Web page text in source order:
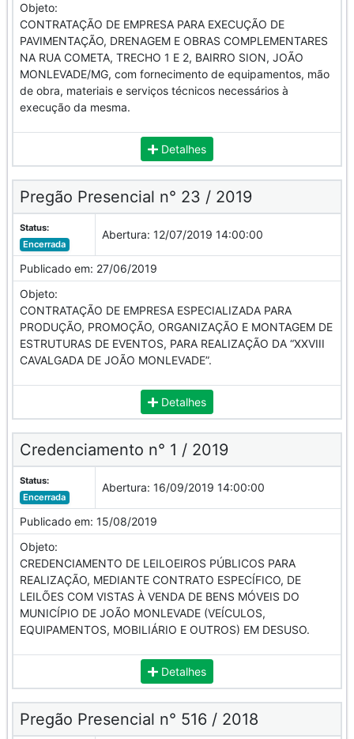
Objeto:
CONTRATAÇÃO DE EMPRESA PARA EXECUÇÃO DE
PAVIMENTAÇÃO, DRENAGEM E OBRAS COMPLEMENTARES
NA RUA COMETA, TRECHO 1 E 2, BAIRRO SION, JOÃO
MONLEVADE/MG, com fornecimento de equipamentos, mão
de obra, materiais e serviços técnicos necessários à
execução da mesma.
Detalhes
Pregão Presencial n° 23 / 2019
Status:
Encerrada
Abertura: 12/07/2019 14:00:00
Publicado em: 27/06/2019
Objeto:
CONTRATAÇÃO DE EMPRESA ESPECIALIZADA PARA
PRODUÇÃO, PROMOÇÃO, ORGANIZAÇÃO E MONTAGEM DE
ESTRUTURAS DE EVENTOS, PARA REALIZAÇÃO DA “XXVIII
CAVALGADA DE JOÃO MONLEVADE”.
Detalhes
Credenciamento n° 1 / 2019
Status:
Encerrada
Abertura: 16/09/2019 14:00:00
Publicado em: 15/08/2019
Objeto:
CREDENCIAMENTO DE LEILOEIROS PÚBLICOS PARA
REALIZAÇÃO, MEDIANTE CONTRATO ESPECÍFICO, DE
LEILÕES COM VISTAS À VENDA DE BENS MÓVEIS DO
MUNICÍPIO DE JOÃO MONLEVADE (VEÍCULOS,
EQUIPAMENTOS, MOBILIÁRIO E OUTROS) EM DESUSO.
Detalhes
Pregão Presencial n° 516 / 2018